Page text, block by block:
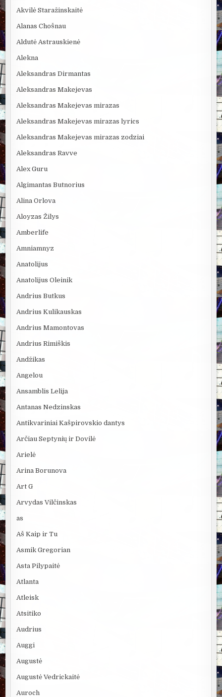
Akvilė Staražinskaitė
Alanas Chošnau
Aldutė Astrauskienė
Alekna
Aleksandras Dirmantas
Aleksandras Makejevas
Aleksandras Makejevas mirazas
Aleksandras Makejevas mirazas lyrics
Aleksandras Makejevas mirazas zodziai
Aleksandras Ravve
Alex Guru
Algimantas Butnorius
Alina Orlova
Aloyzas Žilys
Amberlife
Amniamnyz
Anatolijus
Anatolijus Oleinik
Andrius Butkus
Andrius Kulikauskas
Andrius Mamontovas
Andrius Rimiškis
Andžikas
Angelou
Ansamblis Lelija
Antanas Nedzinskas
Antikvariniai Kašpirovskio dantys
Arčiau Septynių ir Dovilė
Arielė
Arina Borunova
Art G
Arvydas Vilčinskas
as
Aš Kaip ir Tu
Asmik Gregorian
Asta Pilypaitė
Atlanta
Atleisk
Atsitiko
Audrius
Auggi
Augustė
Augustė Vedrickaitė
Auroch